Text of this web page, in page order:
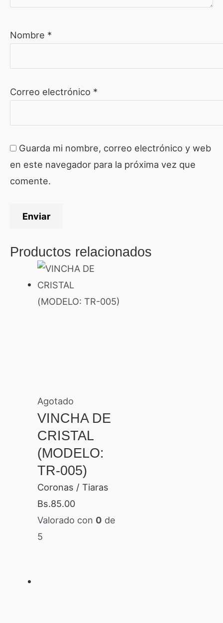
Nombre *
Correo electrónico *
Guarda mi nombre, correo electrónico y web
en este navegador para la próxima vez que
comente.
Productos relacionados
Agotado
VINCHA DE
CRISTAL
(MODELO:
TR-005)
Coronas / Tiaras
Bs.85.00
Valorado con 0 de
5